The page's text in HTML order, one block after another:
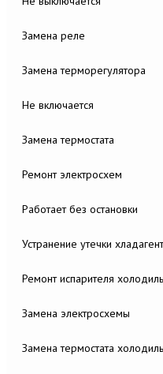
Замена реле
Замена терморегулятора
Не включается
Замена термостата
Ремонт электросхем
Работает без остановки
Устранение утечки
Ремонт испарителя
Замена электросхемы
Замена термостата